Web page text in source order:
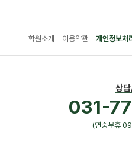
학원소개 이용약관 개인정보처
상
031-
(연중무휴